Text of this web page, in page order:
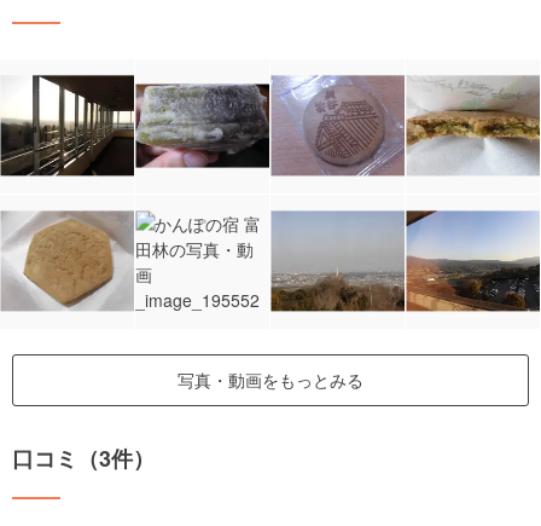
写真・動画をもっとみる
口コミ（3件）